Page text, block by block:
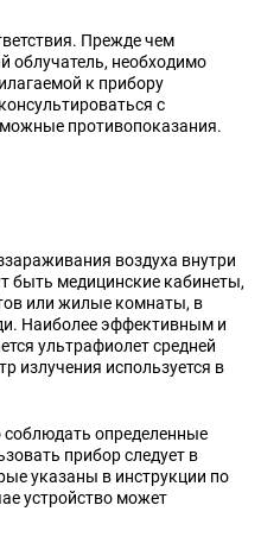
Прежде чем
облучатель, необходимо
к прибору
с
противопоказания.
воздуха внутри
быть медицинские кабинеты,
или жилые комнаты, в
Наиболее эффективным и
ультрафиолет средней
излучения используется в
соблюдать определенные
прибор следует в
указаны в инструкции по
устройство может